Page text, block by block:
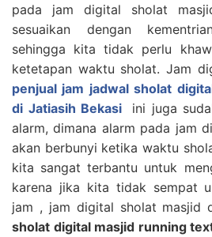
pada jam digital sholat
sesuaikan dengan
sehingga kita tidak perlu
ketetapan waktu sholat. Jam
penjual jam jadwal sholat
di Jatiasih Bekasi
ini juga
alarm, dimana alarm pada jam
akan berbunyi ketika waktu
kita sangat terbantu untuk
karena jika kita tidak sempat
jam , jam digital sholat masjid
sholat digital masjid running